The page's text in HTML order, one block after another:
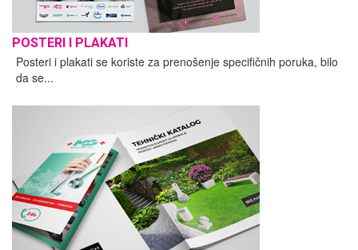
POSTERI I PLAKATI
Posteri i plakati se koriste za prenošenje specifičnih poruka, bilo
da se...